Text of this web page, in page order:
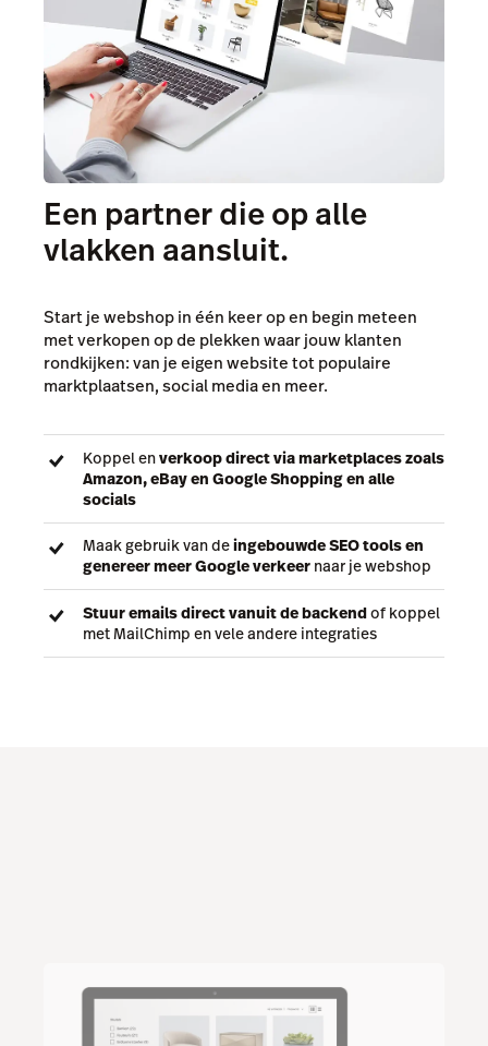
Een partner die op alle
vlakken aansluit.
Start je webshop in één keer op en begin meteen
met verkopen op de plekken waar jouw klanten
rondkijken: van je eigen website tot populaire
marktplaatsen, social media en meer.
Koppel enverkoop direct via marketplaces zoals
Amazon, eBay en Google Shopping en alle
socials
Maak gebruik van deingebouwde SEO tools en
genereer meer Google verkeer naar je webshop
Stuur emails direct vanuit de backendof koppel
met MailChimp en vele andere integraties